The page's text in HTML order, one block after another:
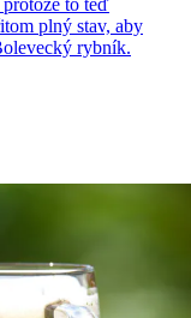
to teď
plný stav, aby
rybník.